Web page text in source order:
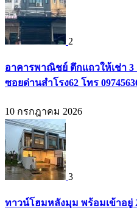
2
อาคารพาณิชย์ ตึกแถวให้เช่า
ซอยด่านสำโรง62 โทร
10 กรกฎาคม 2026
3
ทาวน์โฮมหลังมุม พร้อมเข้าอยู่